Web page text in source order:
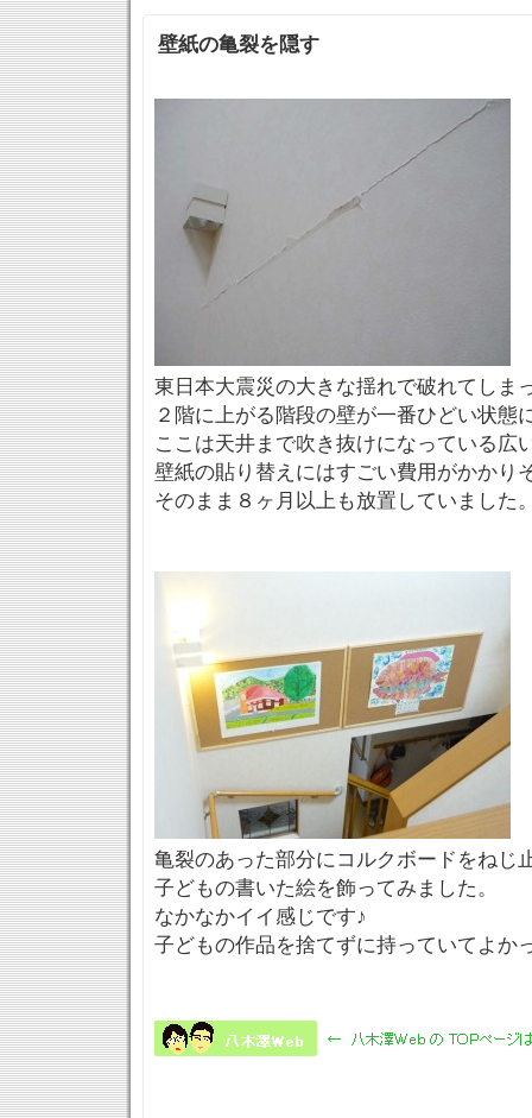
壁紙の亀裂を隠す
東日本大震災の大きな揺れで破れてしま
２階に上がる階段の壁が一番ひどい状態
ここは天井まで吹き抜けになっている広
壁紙の貼り替えにはすごい費用がかかり
そのまま８ヶ月以上も放置していました
亀裂のあった部分にコルクボードをねじ
子どもの書いた絵を飾ってみました。
なかなかイイ感じです♪
子どもの作品を捨てずに持っていてよか